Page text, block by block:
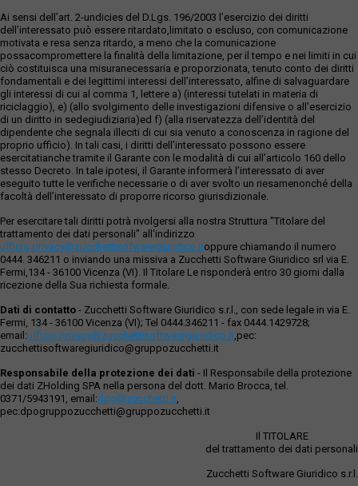
Ai sensi dell’art. 2-undicies del D.Lgs. 196/2003 l’esercizio dei diritti
dell’interessato può essere ritardato,limitato o escluso, con comunicazione
motivata e resa senza ritardo, a meno che la comunicazione
possacompromettere la finalità della limitazione, per il tempo e nei limiti in cui
ciò costituisca una misuranecessaria e proporzionata, tenuto conto dei diritti
fondamentali e dei legittimi interessi dell’interessato, alfine di salvaguardare
gli interessi di cui al comma 1, lettere a) (interessi tutelati in materia di
riciclaggio), e) (allo svolgimento delle investigazioni difensive o all’esercizio
di un diritto in sedegiudiziaria)ed f) (alla riservatezza dell’identità del
dipendente che segnala illeciti di cui sia venuto a conoscenza in ragione del
proprio ufficio). In tali casi, i diritti dell’interessato possono essere
esercitatianche tramite il Garante con le modalità di cui all’articolo 160 dello
stesso Decreto. In tale ipotesi, il Garante informerà l’interessato di aver
eseguito tutte le verifiche necessarie o di aver svolto un riesamenonché della
facoltà dell’interessato di proporre ricorso giurisdizionale.
Per esercitare tali diritti potrà rivolgersi alla nostra Struttura "Titolare del
trattamento dei dati personali" all'indirizzo
ufficio.privacy@zucchettisofwaregiuridico.itoppure chiamando il numero
0444. 346211 o inviando una missiva a Zucchetti Software Giuridico srl via E.
Fermi,134 - 36100 Vicenza (VI). Il Titolare Le risponderà entro 30 giorni dalla
ricezione della Sua richiesta formale.
Dati di contatto - Zucchetti Software Giuridico s.r.l., con sede legale in via E.
Fermi, 134 - 36100 Vicenza (VI); Tel 0444.346211 - fax 0444.1429728;
email:ufficio.privacy@zucchettisoftwaregiuridico.it,pec:
zucchettisoftwaregiuridico@gruppozucchetti.it
Responsabile della protezione dei dati - Il Responsabile della protezione
dei dati ZHolding SPA nella persona del dott. Mario Brocca, tel.
0371/5943191, email:dpo@zucchetti.it,
pec:dpogruppozucchetti@gruppozucchetti.it
Il TITOLARE
del trattamento dei dati personali
Zucchetti Software Giuridico s.r.l.